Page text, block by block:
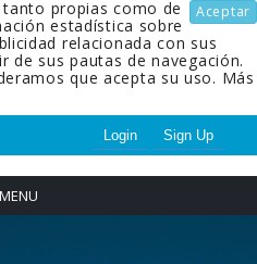
Aceptar
propias como de
estadística sobre
relacionada con sus
de sus pautas de navegación.
que acepta su uso. Más
Login Sign Up
MENU